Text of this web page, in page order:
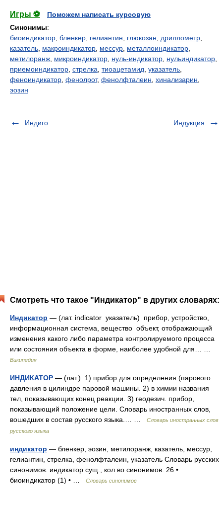
Игры ⚽
Поможем написать курсовую
Синонимы:
биоиндикатор бленкер гелиантин глюкозан дриллометр
казатель макроиндикатор мессур металлоиндикатор
метилоранж микроиндикатор нуль-индикатор нульиндикатор
приемоиндикатор стрелка тиоацетамид указатель
феноиндикатор фенолрот, фенолфталеин хинализарин
эозин
Индиго Индукция
Смотреть что такое "Индикатор" в других словарях:
Индикатор — (лат. indicator указатель) прибор, устройство,
информационная система, вещество объект, отображающий
изменения какого либо параметра контролируемого процесса
или состояния объекта в форме, наиболее удобной для… …
Википедия
ИНДИКАТОР — (лат.). 1) прибор для определения (парового
давления в цилиндре паровой машины. 2) в химии названия
тел, показывающих конец реакции. 3) геодезич. прибор,
показывающий положение цели. Словарь иностранных слов,
вошедших в состав русского языка.… …
Словарь иностранных слов
русского языка
индикатор — бленкер, эозин, метилоранж, казатель, мессур,
гелиантин, стрелка, фенолфталеин, указатель Словарь русских
синонимов. индикатор сущ., кол во синонимов: 26 •
биоиндикатор (1) • …
Словарь синонимов